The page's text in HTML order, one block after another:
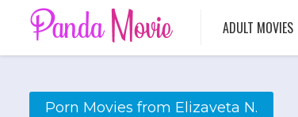
ADULT MOVIES
Porn Movies from Elizaveta N.